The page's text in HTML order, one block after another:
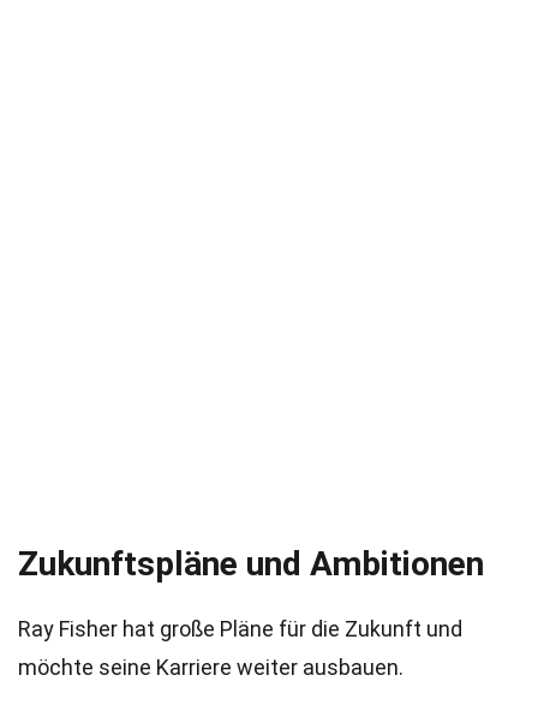
Zukunftspläne und Ambitionen
Ray Fisher hat große Pläne für die Zukunft und
möchte seine Karriere weiter ausbauen.